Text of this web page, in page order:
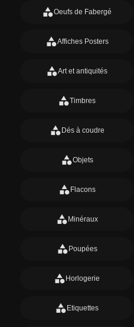
categoryOeufs de Fabergé
categoryAffiches Posters
categoryArt et antiquités
categoryTimbres
category Dés à coudre
categoryObjets
category Flacons
category Minéraux
category Poupées
category Horlogerie
category Etiquettes